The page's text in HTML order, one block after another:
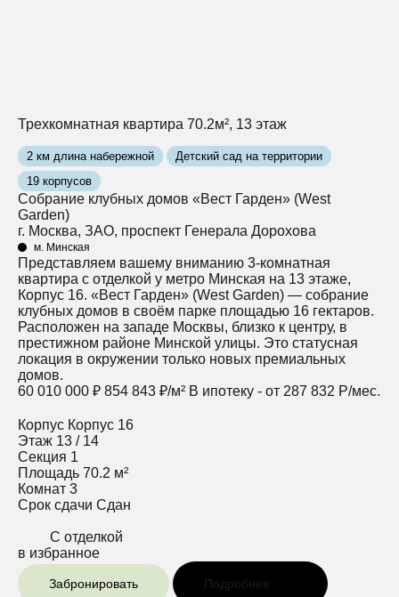
Трехкомнатная квартира 70.2м², 13 этаж
2 км длина набережной
Детский сад на территории
19 корпусов
Собрание клубных домов «Вест Гарден» (West
Garden)
г. Москва, ЗАО, проспект Генерала Дорохова
м. Минская
Представляем вашему вниманию 3-комнатная
квартира с отделкой у метро Минская на 13 этаже,
Корпус 16. «Вест Гарден» (West Garden) — собрание
клубных домов в своём парке площадью 16 гектаров.
Расположен на западе Москвы, близко к центру, в
престижном районе Минской улицы. Это статусная
локация в окружении только новых премиальных
домов.
60 010 000 ₽ 854 843 ₽/м² В ипотеку - от 287 832 Р/мес.
Корпус Корпус 16
Этаж 13 / 14
Секция 1
Площадь 70.2 м²
Комнат 3
Срок сдачи Сдан
С отделкой
в избранное
Забронировать Подробнее